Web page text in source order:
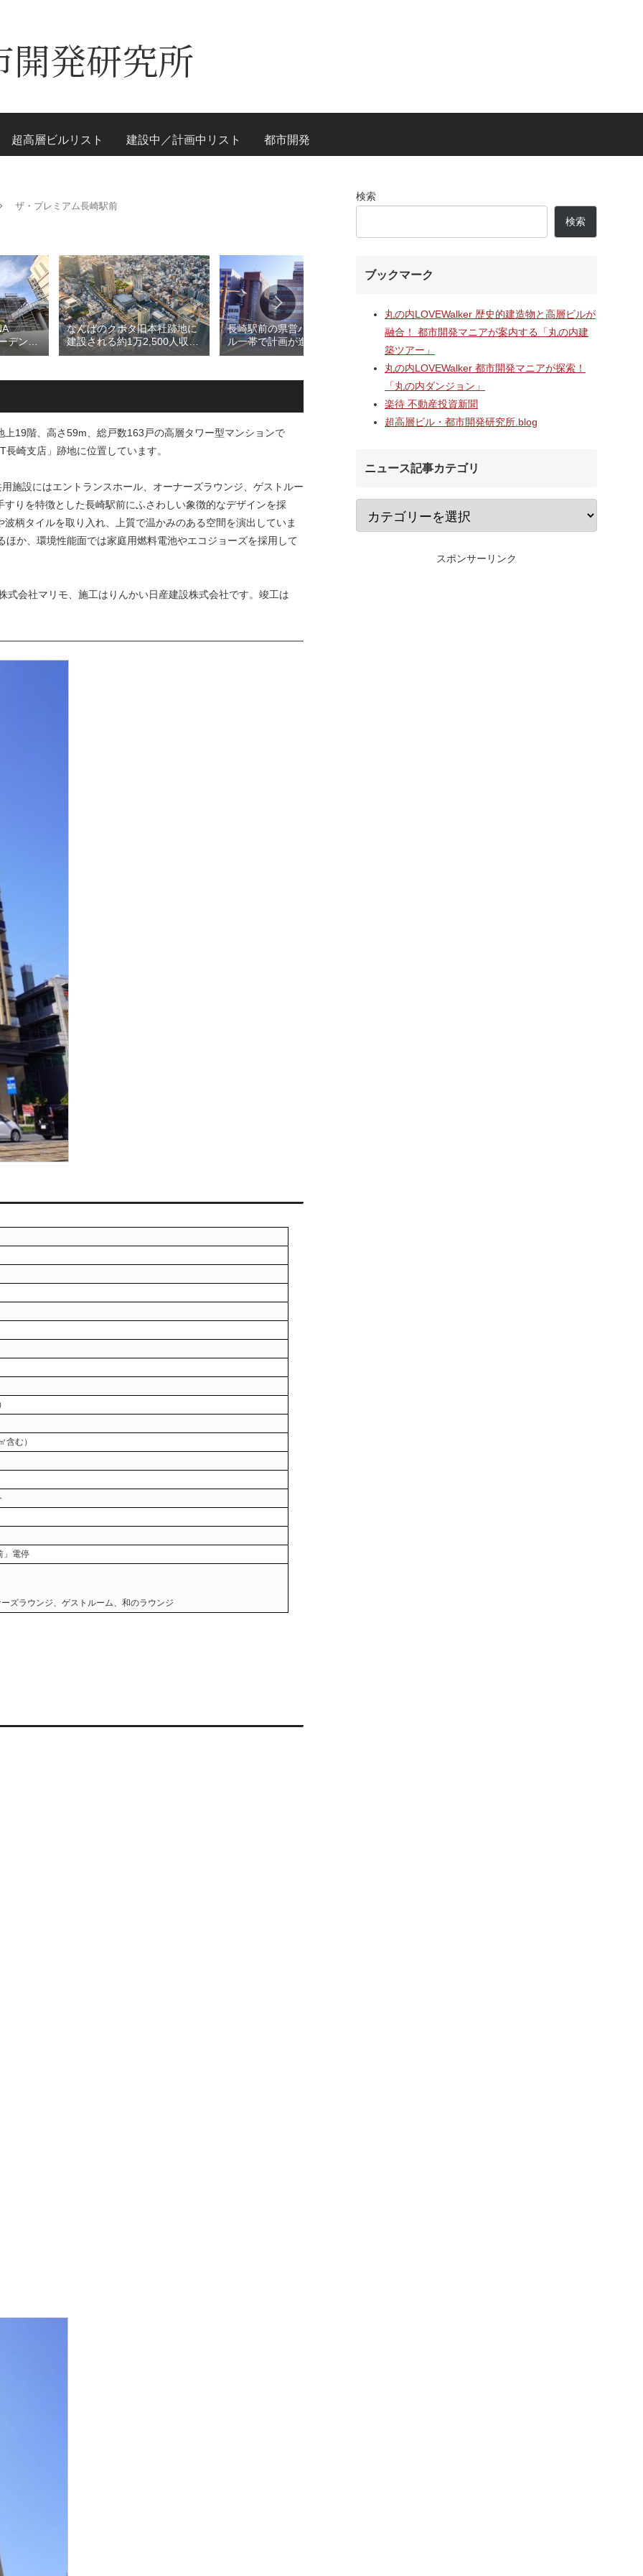
発研究所
超高層ビルリスト 建設中／計画中リスト 都市開発
ザ・プレミアム長崎駅前
デン
称）フ
時点建
なんばのクボタ旧本社跡地に
建設される約1万2,500人収容
の多目的アリーナ「（仮称）
区名称は「Kubota field（クボ
長崎駅前の県営バスターミナ
ル一帯で計画が進む「大黒町
地区第一種市街地再開発事
としたホテル・商業・オフィ
2階中央改札口やホームドア
線海老名駅改良工事」！！駅
機能強化で神奈川県央の交通
拠点が進化！！
村岡・深沢地区エリ
倉梶原」！！2026
19階、高さ59m、総戸数163戸の高層タワー型マンションで
崎支店」跡地に位置しています。
施設にはエントランスホール、オーナーズラウンジ、ゲストルー
りを特徴とした長崎駅前にふさわしい象徴的なデザインを採
柄タイルを取り入れ、上質で温かみのある空間を演出していま
か、環境性能面では家庭用燃料電池やエコジョーズを採用して
会社マリモ、施工はりんかい日産建設株式会社です。竣工は
む）
」電停
ズラウンジ、ゲストルーム、和のラウンジ
検索
検索
ブックマーク
丸の内LOVEWalker 歴史的建造物と高層ビルが
融合！ 都市開発マニアが案内する「丸の内建
築ツアー」
丸の内LOVEWalker 都市開発マニアが探索！
「丸の内ダンジョン」
楽待 不動産投資新聞
超高層ビル・都市開発研究所.blog
ニュース記事カテゴリ
スポンサーリンク